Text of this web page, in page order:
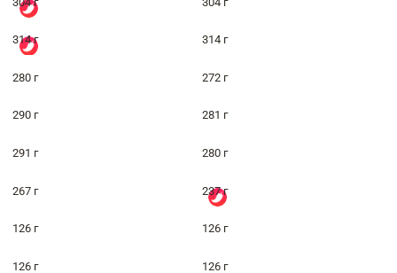
314 г 314 г
280 г 272 г
290 г 281 г
291 г 280 г
267 г 237 г
126 г 126 г
126 г 126 г